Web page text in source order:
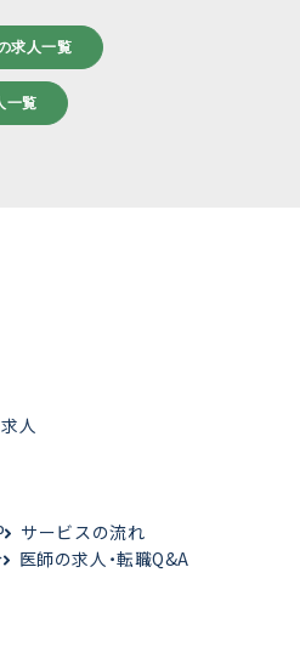
求人一覧
一覧
人
サービスの流れ
医師の求人・転職Q&A